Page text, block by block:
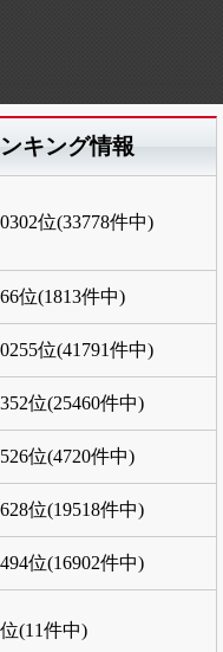
キング情報
位(33778件中)
位(1813件中)
位(41791件中)
位(25460件中)
位(4720件中)
位(19518件中)
位(16902件中)
(11件中)